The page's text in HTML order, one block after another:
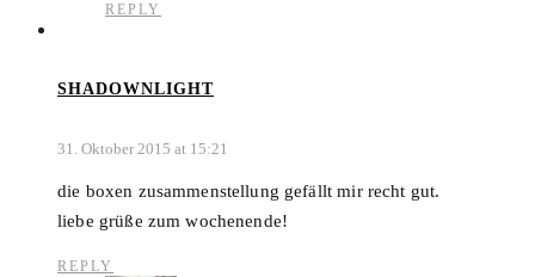
REPLY
SHADOWNLIGHT
31. Oktober 2015 at 15:21
die boxen zusammenstellung gefällt mir recht gut.
liebe grüße zum wochenende!
REPLY